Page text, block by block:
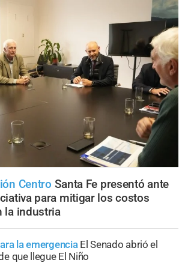
Centro Santa Fe presentó ante
para mitigar los costos
la industria
la emergencia El Senado abrió el
que llegue El Niño